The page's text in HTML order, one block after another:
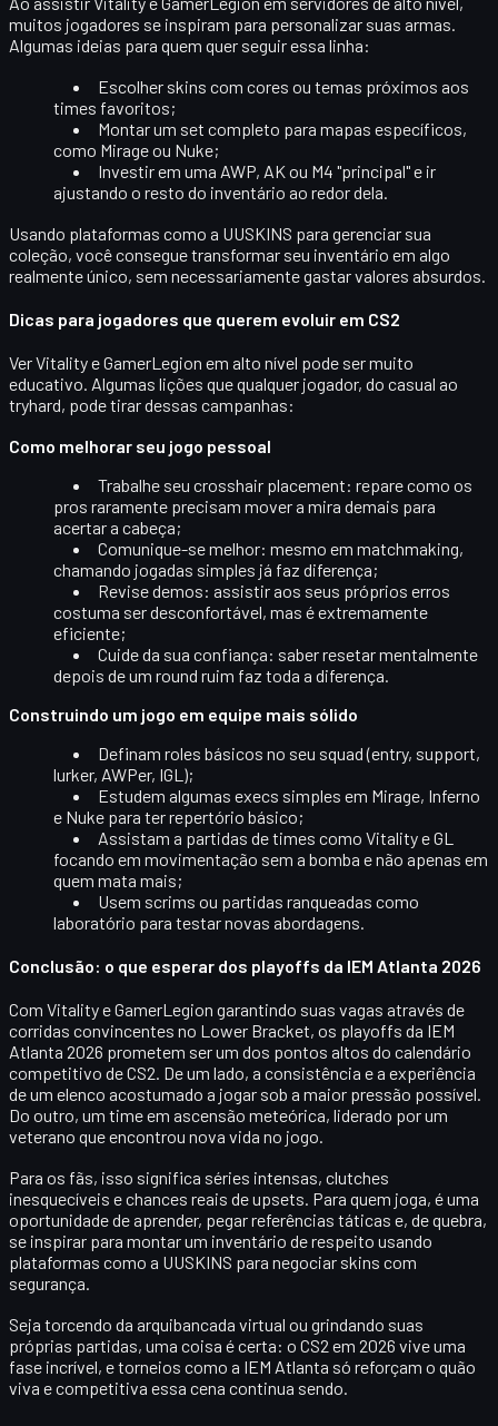
muitos jogadores se inspiram para personalizar suas armas.
Algumas ideias para quem quer seguir essa linha:
Escolher skins com cores ou temas próximos aos
times favoritos;
Montar um set completo para mapas específicos,
como Mirage ou Nuke;
Investir em uma AWP, AK ou M4 "principal" e ir
ajustando o resto do inventário ao redor dela.
Usando plataformas como a UUSKINS para gerenciar sua
coleção, você consegue transformar seu inventário em algo
realmente único, sem necessariamente gastar valores absurdos.
Dicas para jogadores que querem evoluir em CS2
Ver Vitality e GamerLegion em alto nível pode ser muito
educativo. Algumas lições que qualquer jogador, do casual ao
tryhard, pode tirar dessas campanhas:
Como melhorar seu jogo pessoal
Trabalhe seu crosshair placement: repare como os
pros raramente precisam mover a mira demais para
acertar a cabeça;
Comunique-se melhor: mesmo em matchmaking,
chamando jogadas simples já faz diferença;
Revise demos: assistir aos seus próprios erros
costuma ser desconfortável, mas é extremamente
eficiente;
Cuide da sua confiança: saber resetar mentalmente
depois de um round ruim faz toda a diferença.
Construindo um jogo em equipe mais sólido
Definam roles básicos no seu squad (entry, support,
lurker, AWPer, IGL);
Estudem algumas execs simples em Mirage, Inferno
e Nuke para ter repertório básico;
Assistam a partidas de times como Vitality e GL
focando em movimentação sem a bomba e não apenas em
quem mata mais;
Usem scrims ou partidas ranqueadas como
laboratório para testar novas abordagens.
Conclusão: o que esperar dos playoffs da IEM Atlanta 2026
Com VitalityeGamerLegion garantindo suas vagas através de
corridas convincentes no Lower Bracket, os playoffs da IEM
Atlanta 2026 prometem ser um dos pontos altos do calendário
competitivo de CS2. De um lado, a consistência e a experiência
de um elenco acostumado a jogar sob a maior pressão possível.
Do outro, um time em ascensão meteórica, liderado por um
veterano que encontrou nova vida no jogo.
Para os fãs, isso significa séries intensas, clutches
inesquecíveis e chances reais de upsets. Para quem joga, é uma
oportunidade de aprender, pegar referências táticas e, de quebra,
se inspirar para montar um inventário de respeito usando
plataformas como a UUSKINS para negociar skins com
segurança.
Seja torcendo da arquibancada virtual ou grindando suas
próprias partidas, uma coisa é certa: o CS2 em 2026 vive uma
fase incrível, e torneios como a IEM Atlanta só reforçam o quão
viva e competitiva essa cena continua sendo.